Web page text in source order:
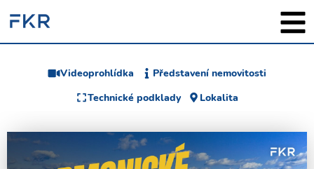
Videoprohlídka
Představení nemovitosti
Technické podklady
Lokalita